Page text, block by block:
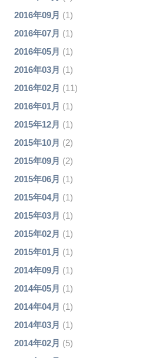
2016年09月 (1)
2016年07月 (1)
2016年05月 (1)
2016年03月 (1)
2016年02月 (11)
2016年01月 (1)
2015年12月 (1)
2015年10月 (2)
2015年09月 (2)
2015年06月 (1)
2015年04月 (1)
2015年03月 (1)
2015年02月 (1)
2015年01月 (1)
2014年09月 (1)
2014年05月 (1)
2014年04月 (1)
2014年03月 (1)
2014年02月 (5)